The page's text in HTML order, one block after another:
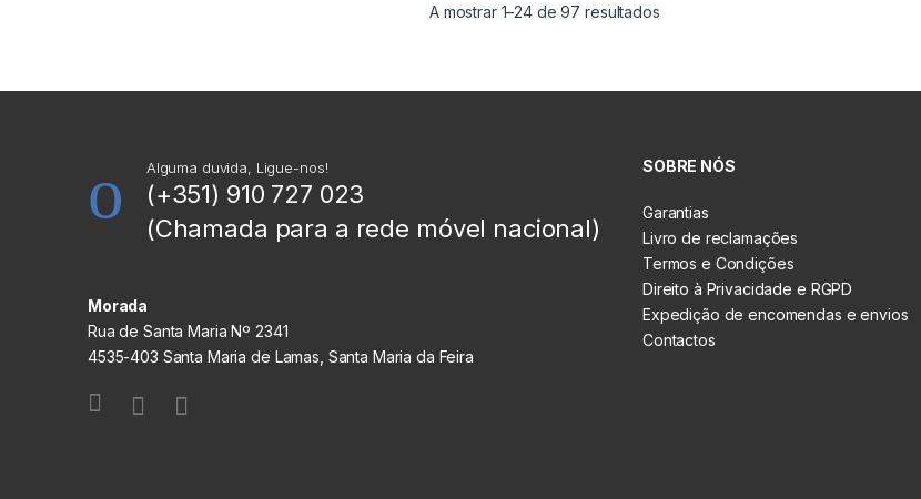
A mostrar 1–24 de 97 resultados
Alguma duvida, Ligue-nos!
(+351) 910 727 023
(Chamada para a rede móvel nacional)
Morada
Rua de Santa Maria Nº 2341
4535-403 Santa Maria de Lamas, Santa Maria da Feira
SOBRE NÓS
Garantias
Livro de reclamações
Termos e Condições
Direito à Privacidade e RGPD
Expedição de encomendas e envios
Contactos